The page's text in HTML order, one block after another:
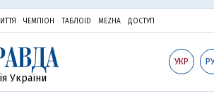
ЧЕМПІОН ТАБЛОID MEZHA ДОСТУП
УКР
України